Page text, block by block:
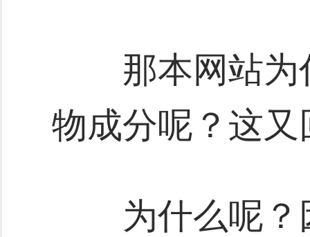
那本网站为
物成分呢？这
为什么呢？